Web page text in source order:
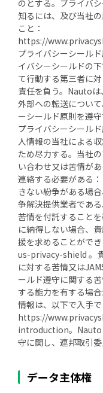
のとする。プライバ
知るには、及び当社
こと：
https://
プライバシーシール
イバシーシールドの
て行動する第三者に
責任を負う。Nauto
外部への転送につい
ーシールド原則を遵守
プライバシーシール
人情報の当社による
ため尽力する。当社
い合わせ又は苦情が
連絡する必要がある
きない紛争がある場
争解決提供業者であ
苦情を付託すること
に納得しない場合、
援を求めることがで
us-privacy-shield 。
に対する苦情又は
ールド遵守に関する
する能力を有する場
情報は、以下で入手
https://
introduction。Nauto
守に関し、連邦取引
データ主体権